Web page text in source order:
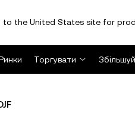
the United States site for
Торгувати